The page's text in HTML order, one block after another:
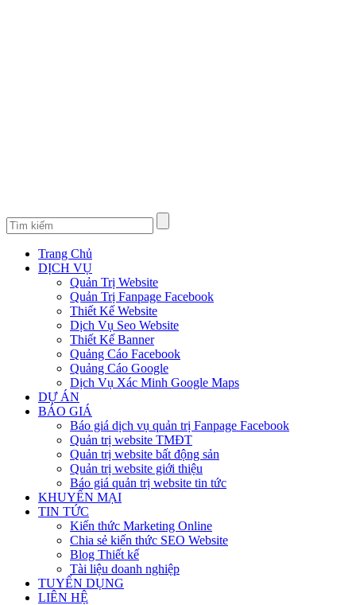
Trang Chủ
DỊCH VỤ
Quản Trị Website
Quản Trị Fanpage Facebook
Thiết Kế Website
Dịch Vụ Seo Website
Thiết Kế Banner
Quảng Cáo Facebook
Quảng Cáo Google
Dịch Vụ Xác Minh Google Maps
DỰ ÁN
BÁO GIÁ
Báo giá dịch vụ quản trị Fanpage Facebook
Quản trị website TMĐT
Quản trị website bất động sản
Quản trị website giới thiệu
Báo giá quản trị website tin tức
KHUYẾN MẠI
TIN TỨC
Kiến thức Marketing Online
Chia sẻ kiến thức SEO Website
Blog Thiết kế
Tài liệu doanh nghiệp
TUYỂN DỤNG
LIÊN HỆ